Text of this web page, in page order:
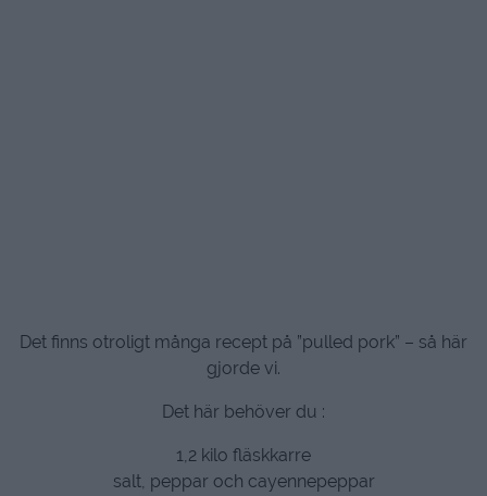
Det finns otroligt många recept på ”pulled pork” – så här
gjorde vi.
Det här behöver du :
1,2 kilo fläskkarre
salt, peppar och cayennepeppar